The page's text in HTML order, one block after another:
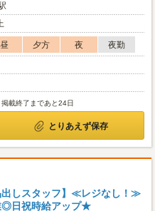
昼 夕方 夜
夜勤
掲載終了まであと24日
とりあえず保存
出しスタッフ】≪レジなし！≫
◎日祝時給アップ★